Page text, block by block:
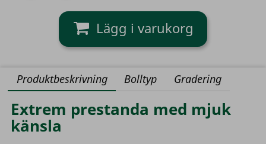
Produktbeskrivning Bolltyp Gradering
Extrem prestanda med mjuk
känsla